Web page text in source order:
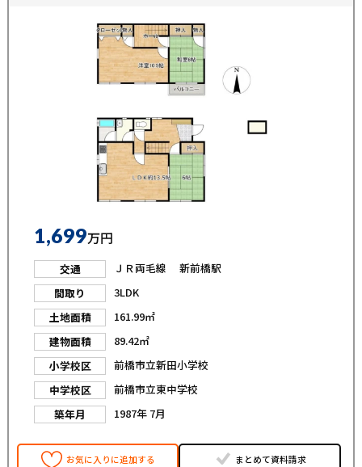
1,699万円
交通
ＪＲ両毛線 新前橋駅
間取り
3LDK
土地面積
161.99㎡
建物面積
89.42㎡
小学校区
前橋市立新田小学校
中学校区
前橋市立東中学校
築年月
1987年 7月
お気に入りに追加する まとめて資料請求